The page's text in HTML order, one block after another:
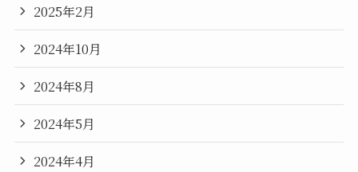
2025年2月
2024年10月
2024年8月
2024年5月
2024年4月